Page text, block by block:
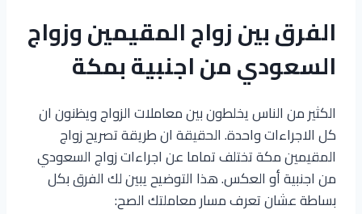
الفرق بين زواج المقيمين وزواج
السعودي من اجنبية بمكة
الكثير من الناس يخلطون بين معاملات الزواج ويظنون ان
كل الاجراءات واحدة. الحقيقة ان طريقة تصريح زواج
المقيمين مكة تختلف تماما عن اجراءات زواج السعودي
من اجنبية أو العكس. هذا التوضيح يبين لك الفرق بكل
بساطة عشان تعرف مسار معاملتك الصح: